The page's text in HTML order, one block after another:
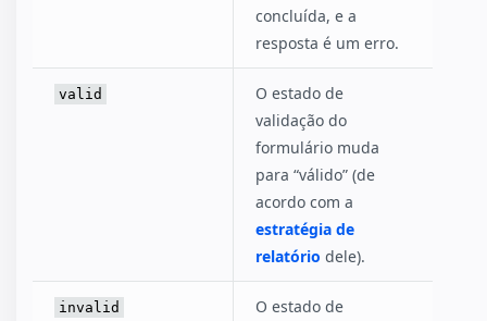
concluída, e a
resposta é um erro.
valid
O estado de
validação do
formulário muda
para “válido” (de
acordo com a
estratégia de
relatório dele).
invalid
O estado de